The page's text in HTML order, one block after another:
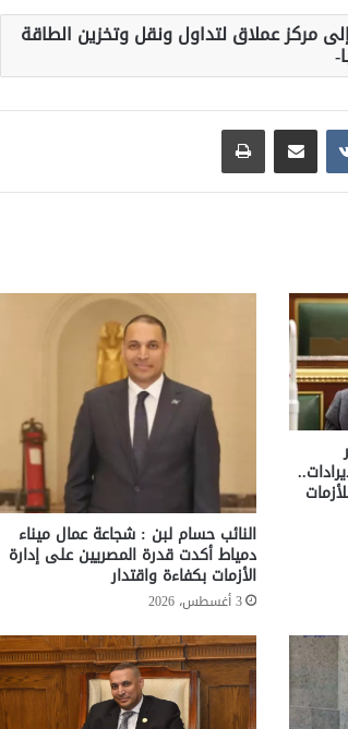
مركز عملاق لتداول ونقل وتخزين الطاقة
مشاركة عبر البريد طباعة
النائب حسام لبن : شجاعة عمال ميناء
دمياط أكدت قدرة المصريين على إدارة
الأزمات بكفاءة واقتدار
3 أغسطس، 2026